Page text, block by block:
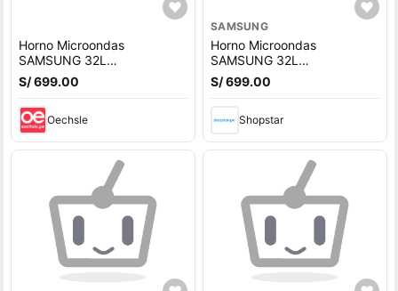
Horno Microondas
SAMSUNG 32L
MG32DG4524ATPE Acero
Inoxidable
S/ 699.00
Oechsle
SAMSUNG
Horno Microondas
SAMSUNG 32L
MG32DG4524ATPE Acero
Inoxidable
S/ 699.00
Shopstar